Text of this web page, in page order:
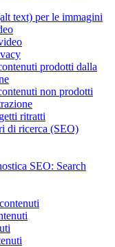
text) per le immagini
prodotti dalla
non prodotti
ritratti
di ricerca (SEO)
SEO: Search